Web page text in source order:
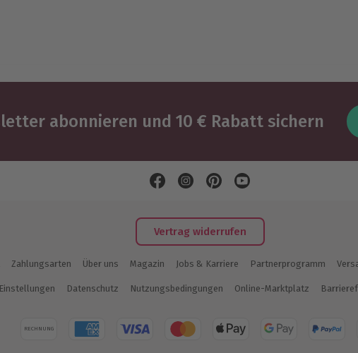
abonnieren und 10 € Rabatt sichern
Vertrag widerrufen
Zahlungsarten Über uns Magazin Jobs & Karriere Partnerprogramm
Datenschutz Nutzungsbedingungen Online-Marktplatz
RECHNUNG